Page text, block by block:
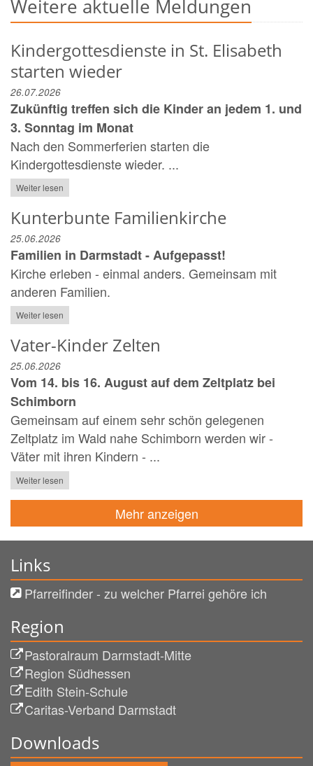
Weitere aktuelle Meldungen
Kindergottesdienste in St. Elisabeth
starten wieder
26.07.2026
Zukünftig treffen sich die Kinder an jedem 1. und
3. Sonntag im Monat
Nach den Sommerferien starten die
Kindergottesdienste wieder. ...
Weiter lesen
Kunterbunte Familienkirche
25.06.2026
Familien in Darmstadt - Aufgepasst!
Kirche erleben - einmal anders. Gemeinsam mit
anderen Familien.
Weiter lesen
Vater-Kinder Zelten
25.06.2026
Vom 14. bis 16. August auf dem Zeltplatz bei
Schimborn
Gemeinsam auf einem sehr schön gelegenen
Zeltplatz im Wald nahe Schimborn werden wir -
Väter mit ihren Kindern - ...
Weiter lesen
Mehr anzeigen
Links
Pfarreifinder - zu welcher Pfarrei gehöre ich
Region
Pastoralraum Darmstadt-Mitte
Region Südhessen
Edith Stein-Schule
Caritas-Verband Darmstadt
Downloads